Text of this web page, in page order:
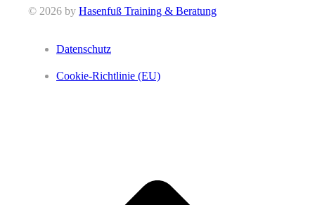
© 2026 by Hasenfuß Training & Beratung
Datenschutz
Cookie-Richtlinie (EU)